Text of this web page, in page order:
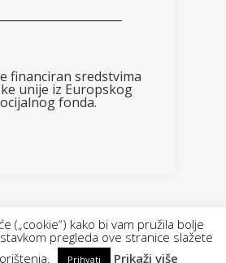
financiran sredstvima
unije iz Europskog
fonda.
FOTOimago.hr | Powered by
WordPress
(„cookie“) kako bi vam pružila bolje
pregleda ove stranice slažete
Prihvati Prikaži više